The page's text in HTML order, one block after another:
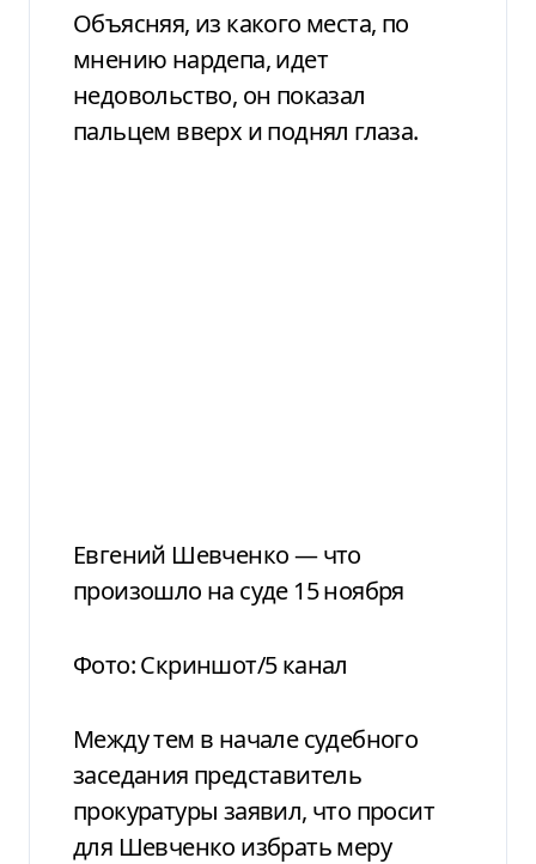
Объясняя, из какого места, по
мнению нардепа, идет
недовольство, он показал
пальцем вверх и поднял глаза.
Евгений Шевченко — что
произошло на суде 15 ноября
Фото: Скриншот/5 канал
Между тем в начале судебного
заседания представитель
прокуратуры заявил, что просит
для Шевченко избрать меру